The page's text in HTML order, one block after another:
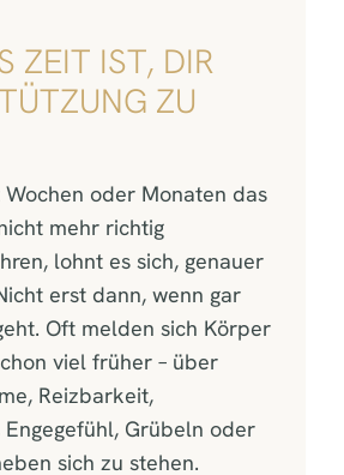
ZEIT IST, DIR
ZU
oder Monaten das
mehr richtig
lohnt es sich, genauer
erst dann, wenn gar
Oft melden sich Körper
viel früher – über
Reizbarkeit,
Engegefühl, Grübeln oder
sich zu stehen.